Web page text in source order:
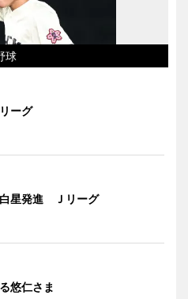
球
ーグ
星発進 Ｊリーグ
悠仁さま